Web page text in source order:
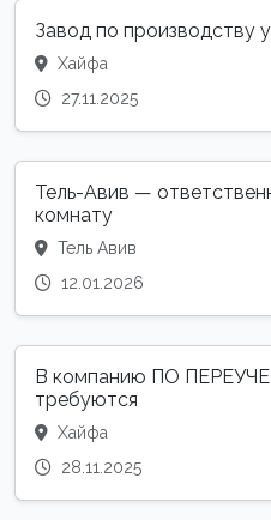
Завод по производству
Хайфа
27.11.2025
Тель-Авив —
комнату
Тель Авив
12.01.2026
В компанию ПО
требуются
Хайфа
28.11.2025